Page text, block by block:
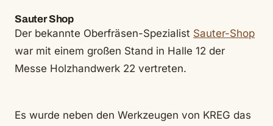
Sauter Shop
Der bekannte Oberfräsen-Spezialist Sauter-Shop
war mit einem großen Stand in Halle 12 der
Messe Holzhandwerk 22 vertreten.
Es wurde neben den Werkzeugen von KREG das